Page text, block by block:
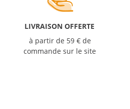
LIVRAISON OFFERTE
à partir de 59 € de
commande sur le site